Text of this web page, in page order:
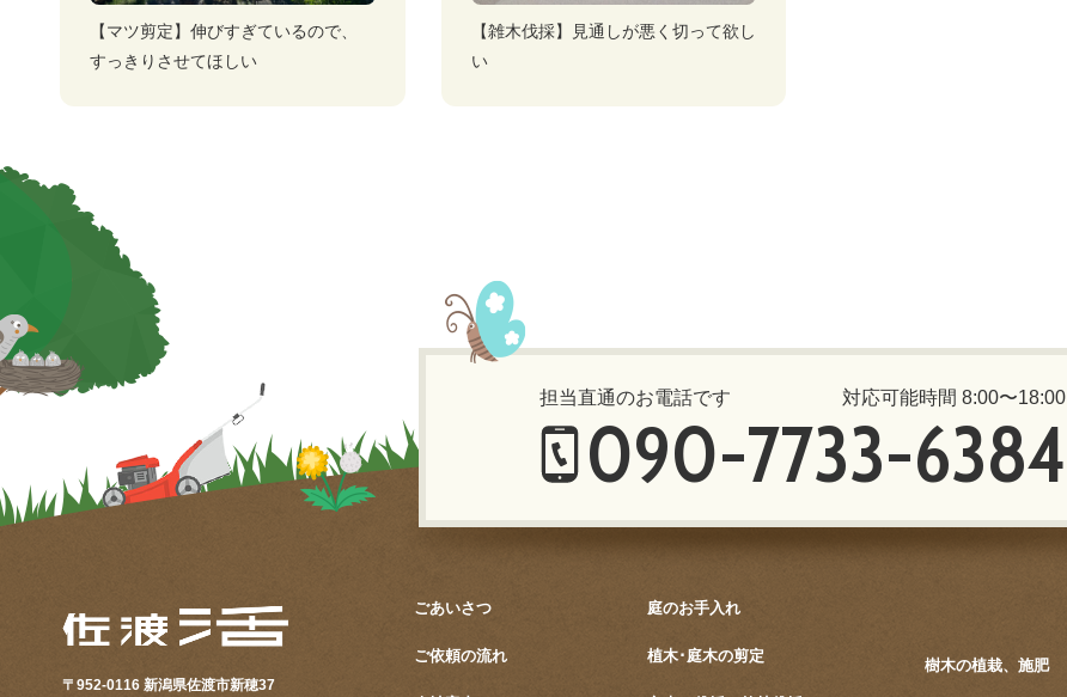
【マツ剪定】伸びすぎているので、
すっきりさせてほしい
【雑木伐採】見通しが悪く切って欲し
い
090-7733-6384
担当直通のお電話です 対応可能時間 8:00〜18:00
〒952-0116 新潟県佐渡市新穂37
ごあいさつ
ご依頼の流れ
庭のお手入れ
植木･庭木の剪定
樹木の植栽、施肥